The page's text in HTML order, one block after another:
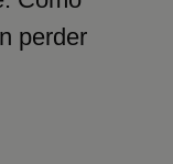
perder